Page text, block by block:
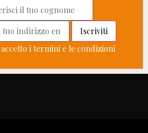
i termini e le condizioni